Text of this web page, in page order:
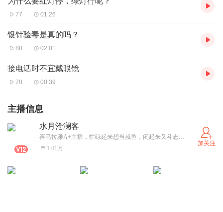
77 01:26
银针验毒是真的吗？
80 02:01
接电话时不宜戴眼镜
70 00:39
主播信息
水月沧澜客
喜马拉雅A+主播，忙碌起来想当咸鱼，闲起来又斗志满满想干事的矛盾星人，喜欢旅游、运动、睡觉、咸鱼躺( 〰 )
1.01万
加关注